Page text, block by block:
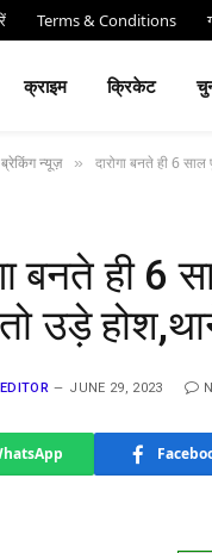
Terms & Conditions
क्राइम क्रिकेट
ब्रेकिंग न्यूज़ » दारोगा बनते ही 6
बनते ही 6
उड़े
EDITOR JUNE 29, 2023